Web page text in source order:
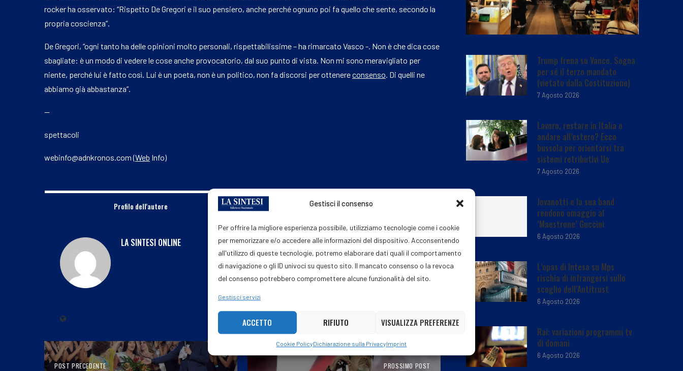
Gestisci il consenso
Per offrire la migliore esperienza possibile, utilizziamo tecnologie come i cookie
per memorizzare e/o accedere alle informazioni del dispositivo. Acconsentendo
all'utilizzo di queste tecnologie, potremo elaborare dati quali il comportamento
di navigazione o gli ID univoci su questo sito. Il mancato consenso o la revoca
del consenso potrebbero compromettere alcune funzionalità del sito.
Gestisci servizi
ACCETTO RIFIUTO VISUALIZZA PREFERENZE
Cookie PolicyDichiarazione sulla PrivacyImprint
rocker ha osservato: “Rispetto De Gregori e il suo pensiero, anche perché ognuno poi fa quello che sente, secondo la
propria coscienza”.
De Gregori, “ogni tanto ha delle opinioni molto personali, rispettabilissime – ha rimarcato Vasco -. Non è che dica cose
sbagliate: è un modo di vedere le cose anche provocatorio, dal suo punto di vista. Non mi sono meravigliato per
niente, perché lui è fatto così. Lui è un poeta, non è un politico, non fa discorsi per ottenereconsenso. Di quelli ne
abbiamo già abbastanza”.
—
spettacoli
webinfo@adnkronos.com (Web Info)
Profilo dell'autore Post dell'autore
LA SINTESI ONLINE
POST PRECEDENTE PROSSIMO POST
Trump frena su Vance. Sogna
per sé il terzo mandato
(vietato dalla Costituzione)
7 Agosto 2026
Lavoro, restare in Italia o
andare all’estero? Ecco
bussola per orientarsi tra
sistemi retributivi Ue
7 Agosto 2026
Jovanotti e la sua band
rendono omaggio al
‘Maestrone’ Guccini
6 Agosto 2026
L’opas di Intesa su Mps
rischia di infrangersi sullo
scoglio dell’Antitrust
6 Agosto 2026
Rai: variazioni programmi tv
di domani
6 Agosto 2026